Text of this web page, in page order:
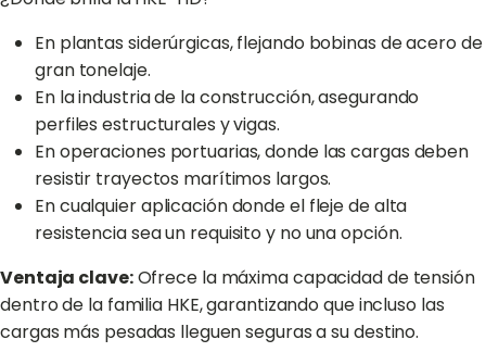
En plantas siderúrgicas, flejando bobinas de acero de
gran tonelaje.
En la industria de la construcción, asegurando
perfiles estructurales y vigas.
En operaciones portuarias, donde las cargas deben
resistir trayectos marítimos largos.
En cualquier aplicación donde el fleje de alta
resistencia sea un requisito y no una opción.
Ventaja clave:Ofrece la máxima capacidad de tensión
dentro de la familia HKE, garantizando que incluso las
cargas más pesadas lleguen seguras a su destino.